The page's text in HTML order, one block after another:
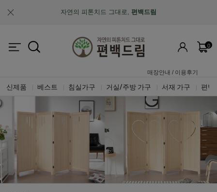
자연의 피톤치드 그대로, 편백드림
맞춤제작과 A/S가 가능한"맞춤 설계 가구"
0
매장안내 / 이용후기
신제품 베스트 침실가구 거실/주방 가구 서재 가구 편백